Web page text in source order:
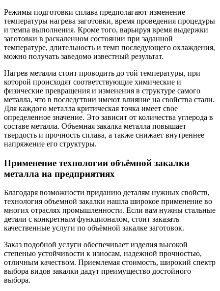
Режимы подготовки сплава предполагают изменение
температуры нагрева заготовки, время проведения процедуры
и темпа выполнения. Кроме того, варьируя время выдержки
заготовки в раскаленном состоянии при заданной
температуре, длительность и темп последующего охлаждения,
можно получать заведомо известный результат.
Нагрев металла стоит проводить до той температуры, при
которой происходят соответствующие химические и
физические превращения и изменения в структуре самого
металла, что в последствии имеют влияние на свойства стали.
Для каждого металла критическая точка имеет свое
определенное значение. Это зависит от количества углерода в
составе металла. Объемная закалка металла повышает
твердость и прочность сплава, а также снижает внутреннее
напряжение его структуры.
Применение технологии объёмной закалки
металла на предприятиях
Благодаря возможности приданию деталям нужных свойств,
технология объемной закалки нашла широкое применение во
многих отраслях промышленности. Если вам нужны стальные
детали с конкретным функционалом, стоит заказать
качественные услуги по объёмной закалке заготовок.
Заказ подобной услуги обеспечивает изделия высокой
степенью устойчивости к износам, надежной прочностью,
отличным качеством. Приемлемая стоимость, широкий спектр
выбора видов закалки дадут преимущество достойного
выбора.